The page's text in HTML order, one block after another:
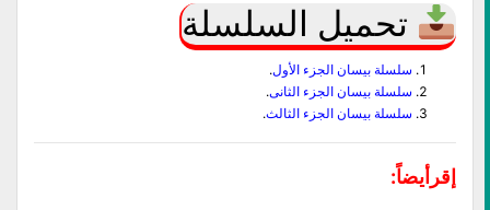
تحميل السلسلة
سلسلة بيسان الجزء الأول.
سلسلة بيسان الجزء الثانى.
سلسلة بيسان الجزء الثالث.
إقرأيضاً: